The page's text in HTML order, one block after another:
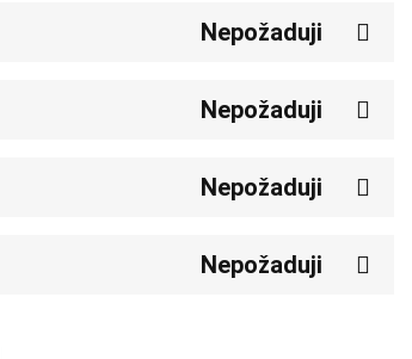
Nepožaduji
Nepožaduji
Nepožaduji
Nepožaduji